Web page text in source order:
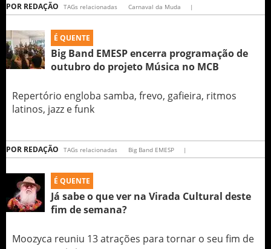
POR REDAÇÃO TAGs relacionadas Carnaval da Muda |
É QUENTE
Big Band EMESP encerra programação de
outubro do projeto Música no MCB
Repertório engloba samba, frevo, gafieira, ritmos
latinos, jazz e funk
POR REDAÇÃO TAGs relacionadas Big Band EMESP |
É QUENTE
Já sabe o que ver na Virada Cultural deste
fim de semana?
Moozyca reuniu 13 atrações para tornar o seu fim de